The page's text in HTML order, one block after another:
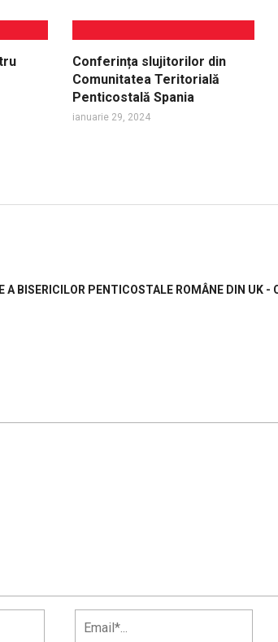
Conferința slujitorilor din
Comunitatea Teritorială
Penticostală Spania
ianuarie 29, 2024
A BISERICILOR PENTICOSTALE ROMÂNE DIN UK